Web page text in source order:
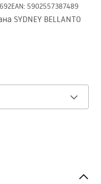
EAN: 5902557387489
BELLANTO